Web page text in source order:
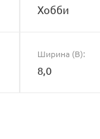
Хобби
Ширина (B):
8,0